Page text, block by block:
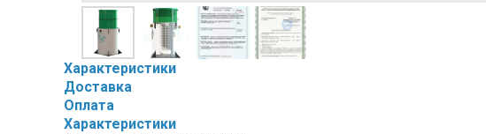
Характеристики
Доставка
Оплата
Характеристики